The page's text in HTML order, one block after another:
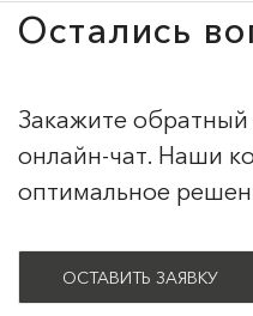
Остались
Закажите
онлайн-чат. Наши
оптимальное
ОСТАВИТЬ ЗАЯВКУ